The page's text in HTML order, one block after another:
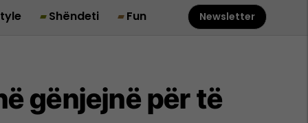
Shëndeti Fun Newsletter
gënjejnë për të